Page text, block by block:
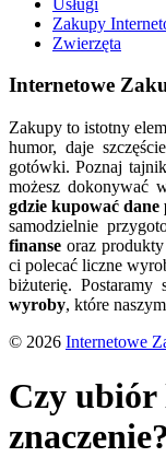
Zakupy
Zwierzęta
Internetowe
Zakupy to istotny
humor, daje
gotówki. Poznaj
możesz dokonywać
gdzie kupować
samodzielnie
finanse oraz
ci polecać liczne
biżuterię. Postaramy
wyroby, które
© 2026 Internetowe
Czy ubiór
znaczenie?